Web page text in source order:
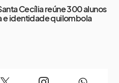
Cecília reúne 300 alunos
e identidade quilombola